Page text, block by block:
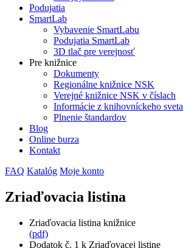
Podujatia
SmartLab
Vybavenie SmartLabu
Podujatia SmartLab
3D tlač pre verejnosť
Pre knižnice
Dokumenty
Regionálne knižnice NSK
Verejné knižnice NSK v číslach
Informácie z knihovníckeho sveta
Plnenie štandardov
Blog
Online burza
Kontakt
FAQ Katalóg Moje konto
Zriaďovacia listina
Zriaďovacia listina knižnice
(pdf)
Dodatok č. 1 k Zriaďovacej listine